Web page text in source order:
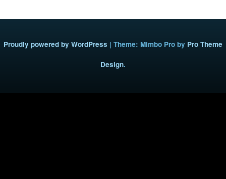
Proudly powered by WordPress | Theme: Mimbo Pro by Pro Theme
Design.